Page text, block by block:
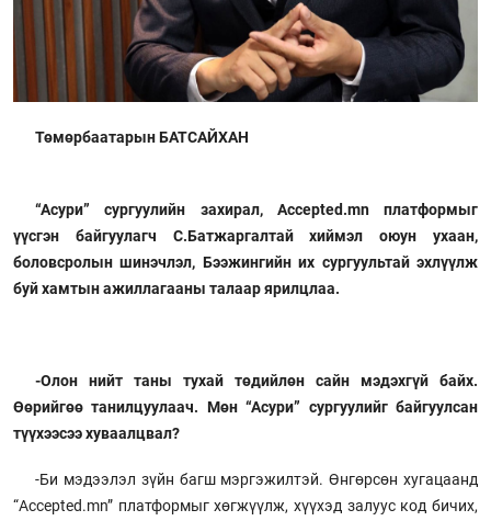
Төмөрбаатарын БАТСАЙХАН
“Асури” сургуулийн захирал, Accepted.mn платформыг
үүсгэн байгуулагч С.Батжаргалтай хиймэл оюун ухаан,
боловсролын шинэчлэл, Бээжингийн их сургуультай эхлүүлж
буй хамтын ажиллагааны талаар ярилцлаа.
-Олон нийт таны тухай төдийлөн сайн мэдэхгүй байх.
Өөрийгөө танилцуулаач. Мөн “Асури” сургуулийг байгуулсан
түүхээсээ хуваалцвал?
-Би мэдээлэл зүйн багш мэргэжилтэй. Өнгөрсөн хугацаанд
“Accepted.mn” платформыг хөгжүүлж, хүүхэд залуус код бичих,